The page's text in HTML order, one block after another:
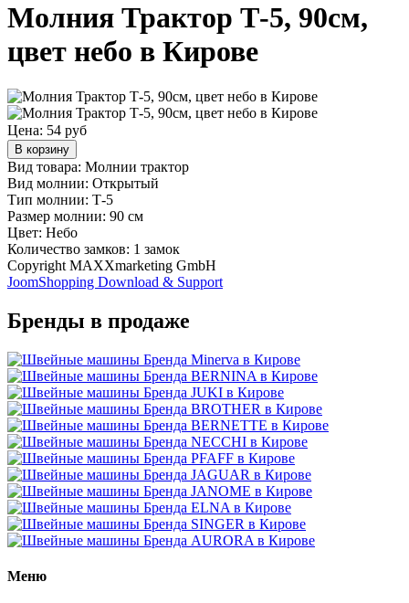
Молния Трактор Т-5, 90см,
цвет небо в Кирове
Цена: 54 руб
В корзину
Вид товара: Молнии трактор
Вид молнии: Открытый
Тип молнии: Т-5
Размер молнии: 90 см
Цвет: Небо
Количество замков: 1 замок
Copyright MAXXmarketing GmbH
JoomShopping Download & Support
Бренды в продаже
Меню